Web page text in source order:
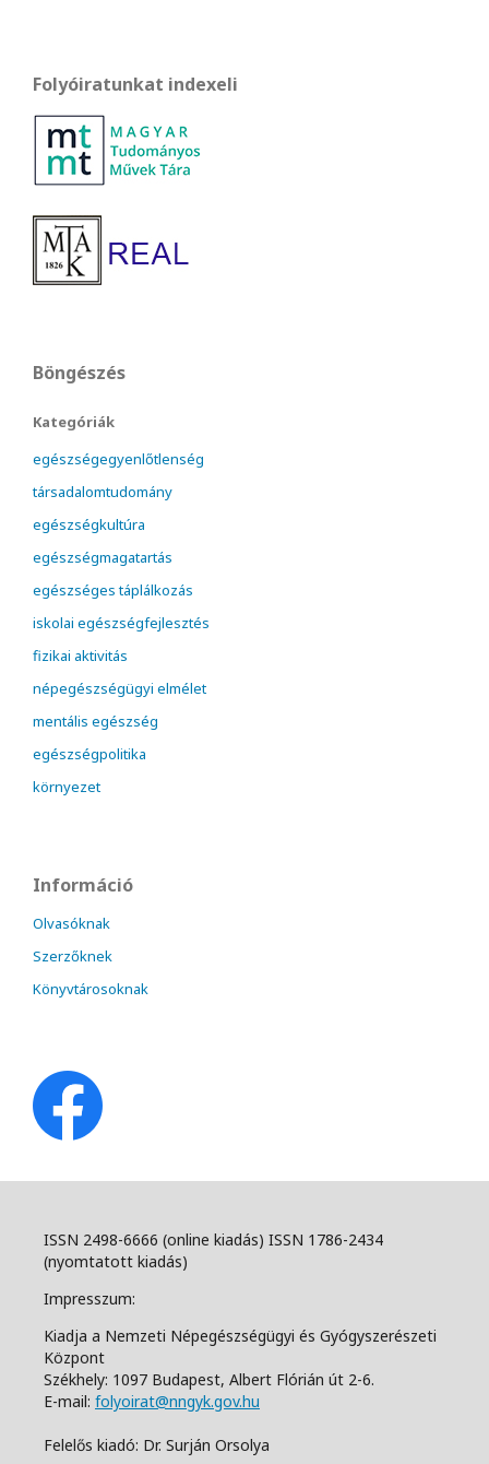
Folyóiratunkat indexeli
Böngészés
Kategóriák
egészségegyenlőtlenség
társadalomtudomány
egészségkultúra
egészségmagatartás
egészséges táplálkozás
iskolai egészségfejlesztés
fizikai aktivitás
népegészségügyi elmélet
mentális egészség
egészségpolitika
környezet
Információ
Olvasóknak
Szerzőknek
Könyvtárosoknak
ISSN 2498-6666 (online kiadás) ISSN 1786-2434
(nyomtatott kiadás)
Impresszum:
Kiadja a Nemzeti Népegészségügyi és Gyógyszerészeti
Központ
Székhely: 1097 Budapest, Albert Flórián út 2-6.
E-mail: folyoirat@nngyk.gov.hu
Felelős kiadó: Dr. Surján Orsolya